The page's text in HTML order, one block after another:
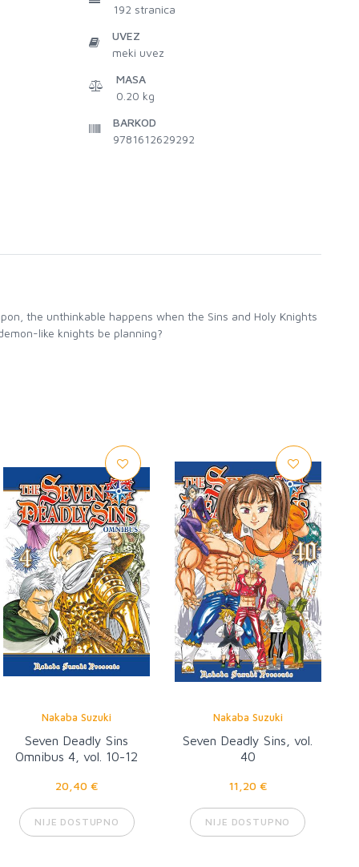
192 stranica
UVEZ
meki uvez
MASA
0.20 kg
BARKOD
9781612629292
the unthinkable happens when the Sins and Holy Knights
like knights be planning?
Nakaba Suzuki
Seven Deadly Sins
Omnibus 4, vol. 10-12
20,40 €
NIJE DOSTUPNO
Nakaba Suzuki
Seven Deadly Sins, vol.
40
11,20 €
NIJE DOSTUPNO